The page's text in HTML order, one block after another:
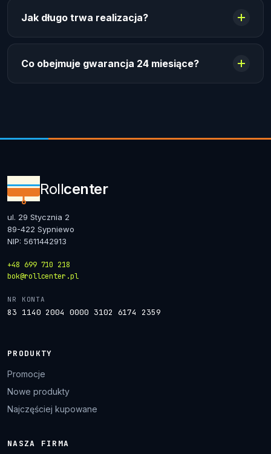
Jak długo trwa realizacja?
Co obejmuje gwarancja 24 miesiące?
Rollcenter
ul. 29 Stycznia 2
89-422 Sypniewo
NIP: 5611442913
+48 699 710 218
bok@rollcenter.pl
NR KONTA
83 1140 2004 0000 3102 6174 2359
PRODUKTY
Promocje
Nowe produkty
Najczęściej kupowane
NASZA FIRMA